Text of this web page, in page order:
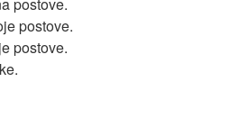
postove.
postove.